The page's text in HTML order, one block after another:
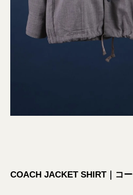
COACH JACKET SHIRT｜コ